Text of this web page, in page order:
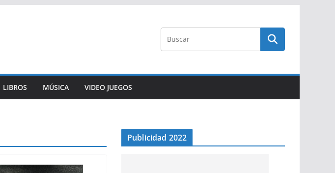
LIBROS MÚSICA VIDEO JUEGOS
Publicidad 2022